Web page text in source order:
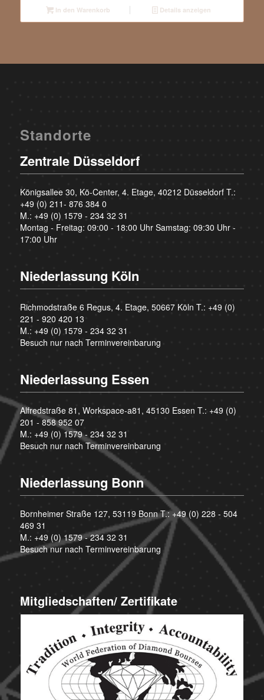
In den Warenkorb Details anzeigen
Standorte
Zentrale Düsseldorf
Königsallee 30, Kö-Center, 4. Etage, 40212 Düsseldorf T.:
+49 (0) 211- 876 384 0
M.: +49 (0) 1579 - 234 32 31
Montag - Freitag: 09:00 - 18:00 Uhr Samstag: 09:30 Uhr -
17:00 Uhr
Niederlassung Köln
Richmodstraße 6 Regus, 4. Etage, 50667 Köln T.: +49 (0)
221 - 920 420 13
M.: +49 (0) 1579 - 234 32 31
Besuch nur nach Terminvereinbarung
Niederlassung Essen
Alfredstraße 81, Workspace-a81, 45130 Essen T.: +49 (0)
201 - 858 952 07
M.: +49 (0) 1579 - 234 32 31
Besuch nur nach Terminvereinbarung
Niederlassung Bonn
Bornheimer Straße 127, 53119 Bonn T.:+49 (0) 228 - 504
469 31
M.: +49 (0) 1579 - 234 32 31
Besuch nur nach Terminvereinbarung
Mitgliedschaften/ Zertifikate